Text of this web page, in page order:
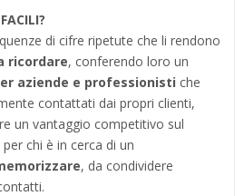
di cifre ripetute che li rendono
ricordare, conferendo loro un
aziende e professionisti che
contattati dai propri clienti,
un vantaggio competitivo sul
chi è in cerca di un
, da condividere